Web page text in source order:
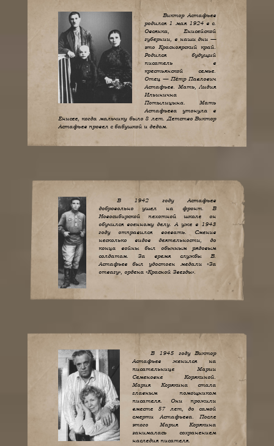
Виктор Астафьев
родился 1 мая 1924 в с.
Овсянка, Енисейской
губернии, в наши дни —
это Красноярский край.
Родился будущий
писатель в
крестьянской семье.
Отец — Пётр Павлович
Астафьев. Мать, Лидия
Ильинична
Потылицына. Мать
Астафьева утонула в
Енисее, когда мальчику было 8 лет. Детство Виктор
Астафьев провел с бабушкой и дедом.
В 1942 году Астафьев
добровольно ушел на фронт. В
Новосибирской пехотной школе он
обучился военному делу. А уже в 1943
году отправился воевать. Сменив
несколько видов деятельности, до
конца войны был обычным рядовым
солдатом. За время службы В.
Астафьев был удостоен медали «За
отвагу», ордена «Красной Звезды».
В 1945 году Виктор
Астафьев женился на
писательнице Марии
Семеновне Корякиной.
Мария Корякина стала
главным помощником
писателя. Они прожили
вместе 57 лет, до самой
смерти Астафьева. После
этого Мария Корякина
занималась сохранением
наследия писателя.